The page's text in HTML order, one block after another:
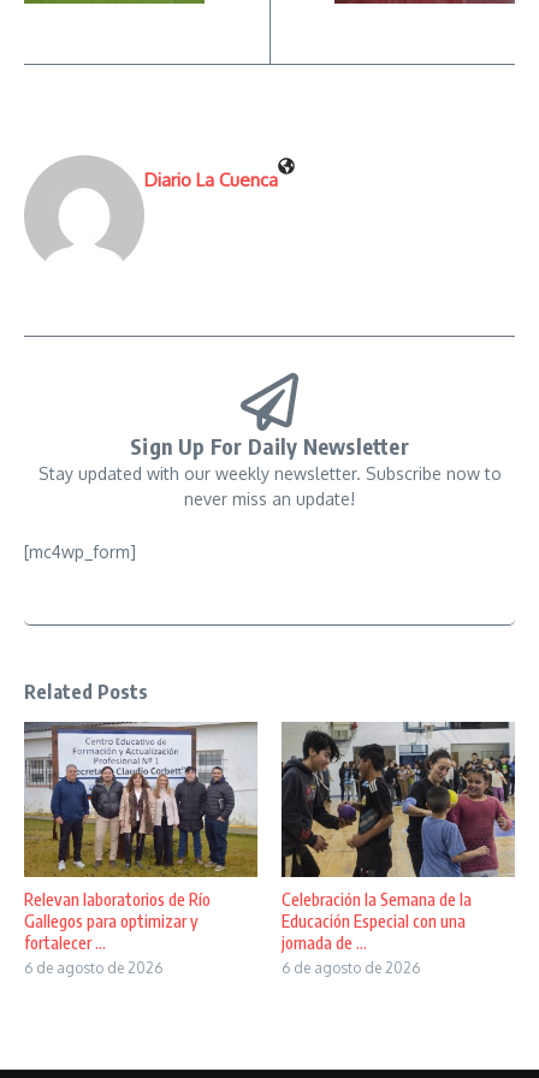
Diario La Cuenca
Sign Up For Daily Newsletter
Stay updated with our weekly newsletter. Subscribe now to
never miss an update!
[mc4wp_form]
Related Posts
Relevan laboratorios de Río
Gallegos para optimizar y
fortalecer ...
6 de agosto de 2026
Celebración la Semana de la
Educación Especial con una
jornada de ...
6 de agosto de 2026